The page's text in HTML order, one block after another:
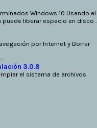
Windows 10 Usando el
liberar espacio en disco
por Internet y Borrar
3.0.8
el sistema de archivos